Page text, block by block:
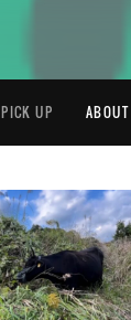
PICK UP ABOUT